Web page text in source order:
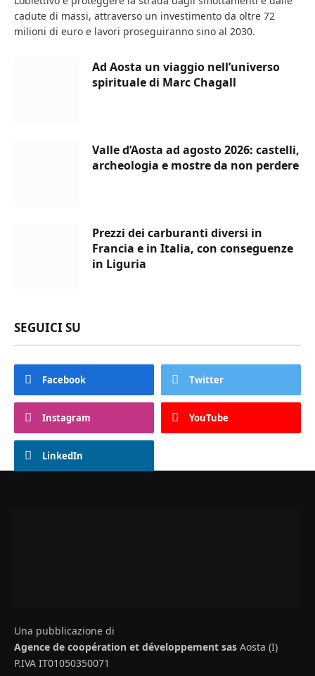
cadute di massi, attraverso un investimento da oltre 72
milioni di euro e lavori proseguiranno sino al 2030.
Ad Aosta un viaggio nell’universo
spirituale di Marc Chagall
Valle d’Aosta ad agosto 2026: castelli,
archeologia e mostre da non perdere
Prezzi dei carburanti diversi in
Francia e in Italia, con conseguenze
in Liguria
SEGUICI SU
Facebook Twitter
Instagram YouTube
LinkedIn
Una pubblicazione di
Agence de coopération et développement sas Aosta (I)
P.IVA IT01050350071